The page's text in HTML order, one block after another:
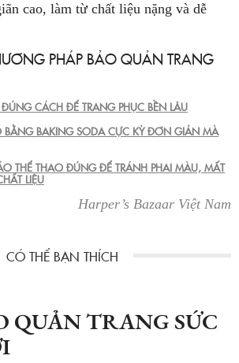
cao, làm từ chất liệu nặng và dễ
PHÁP BẢO QUẢN TRANG
CÁCH ĐỂ TRANG PHỤC BỀN LÂU
BAKING SODA CỰC KỲ ĐƠN GIẢN MÀ
THỂ THAO ĐÚNG ĐỂ TRÁNH PHAI MÀU, MẤT
LIỆU
Harper’s Bazaar Việt Nam
QUẢN TRANG SỨC